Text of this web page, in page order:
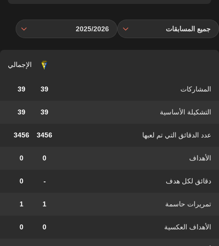
جميع المسابقات 2025/2026
الإجمالي
المشاركات 39
39
التشكيلة الأساسية 39
39
عدد الدقائق التي تم لعبها 3456
3456
الأهداف 0
0
دقائق لكل هدف -
0
تمريرات حاسمة 1
1
الأهداف العكسية 0
0